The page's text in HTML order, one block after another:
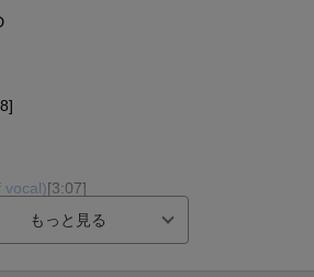
vocal)[3:07]
[3:29]
[4:22]